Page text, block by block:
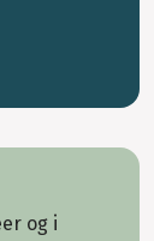
og i